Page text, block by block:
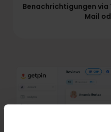
Benachrichtigungen via
Mail